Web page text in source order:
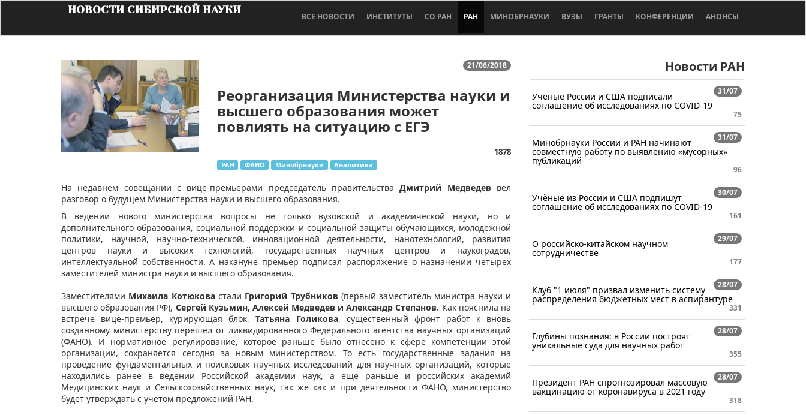
НОВОСТИ СИБИРСКОЙ НАУКИ
ВСЕ НОВОСТИ ИНСТИТУТЫ СО РАН РАН МИНОБРНАУКИ ВУЗЫ ГРАНТЫ КОНФЕРЕНЦИИ АНОНСЫ
21/06/2018
Реорганизация Министерства науки и
высшего образования может
повлиять на ситуацию с ЕГЭ
1878
РАН ФАНО Минобрнауки Аналитика
На недавнем совещании с вице-премьерами председатель правительстваДмитрий Медведев вел
разговор о будущем Министерства науки и высшего образования.
В ведении нового министерства вопросы не только вузовской и академической науки, но и
дополнительного образования, социальной поддержки и социальной защиты обучающихся, молодежной
политики, научной, научно-технической, инновационной деятельности, нанотехнологий, развития
центров науки и высоких технологий, государственных научных центров и наукоградов,
интеллектуальной собственности. А накануне премьер подписал распоряжение о назначении четырех
заместителей министра науки и высшего образования.
Заместителями Михаила Котюкова стали Григорий Трубников (первый заместитель министра науки и
высшего образования РФ), Сергей Кузьмин, Алексей Медведев и Александр Степанов. Как пояснила на
встрече вице-премьер, курирующая блок,Татьяна Голикова, существенный фронт работ к вновь
созданному министерству перешел от ликвидированного Федерального агентства научных организаций
(ФАНО). И нормативное регулирование, которое раньше было отнесено к сфере компетенции этой
организации, сохраняется сегодня за новым министерством. То есть государственные задания на
проведение фундаментальных и поисковых научных исследований для научных организаций, которые
находились ранее в ведении Российской академии наук, а еще раньше и российских академий
Медицинских наук и Сельскохозяйственных наук, так же как и при деятельности ФАНО, министерство
будет утверждать с учетом предложений РАН.
Новости РАН
31/07
Ученые России и США подписали
соглашение об исследованиях по COVID-19
75
31/07
Минобрнауки России и РАН начинают
совместную работу по выявлению «мусорных»
публикаций
96
30/07
Учёные из России и США подпишут
соглашение об исследованиях по COVID-19
161
29/07
О российско-китайском научном
сотрудничестве
177
28/07
Клуб "1 июля" призвал изменить систему
распределения бюджетных мест в аспирантуре
331
28/07
Глубины познания: в России построят
уникальные суда для научных работ
355
28/07
Президент РАН спрогнозировал массовую
вакцинацию от коронавируса в 2021 году
318